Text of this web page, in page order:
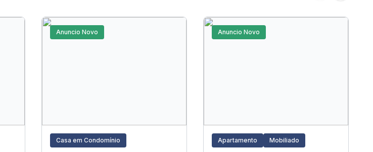
Anuncio Novo
Casa em Condomínio
Anuncio Novo
Apartamento Mobiliado